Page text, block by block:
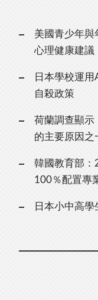
美國青少年與
心理健康建議
日本學校運
自殺政策
荷蘭調查顯示
的主要原因之
韓國教育部：
100％配置專
日本小中高